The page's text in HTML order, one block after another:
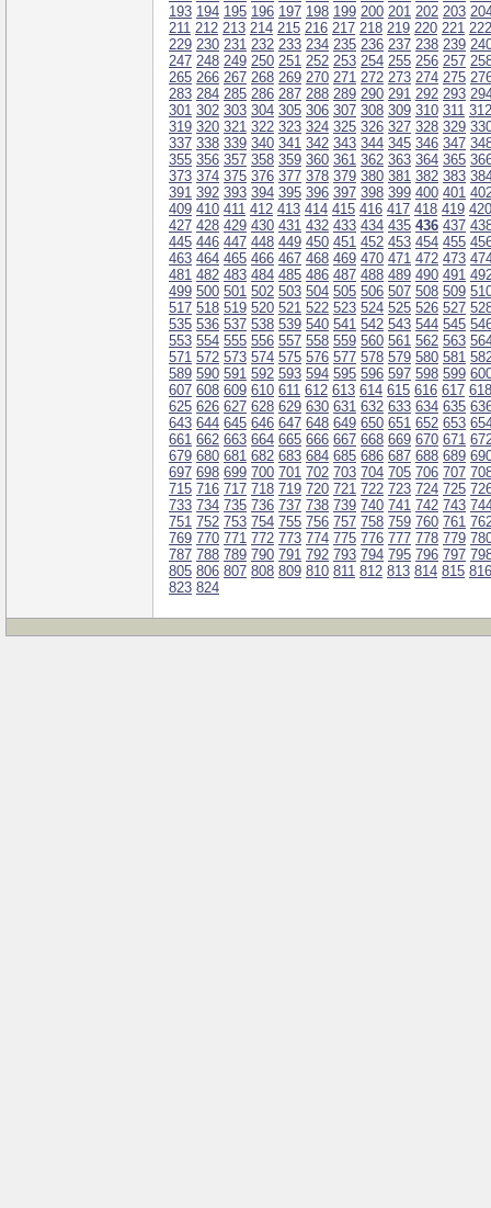
193 194 195 196 197 198 199 200 201 202 203
211 212 213 214 215 216 217 218 219 220 221 222
229 230 231 232 233 234 235 236 237 238 239
247 248 249 250 251 252 253 254 255 256 257
265 266 267 268 269 270 271 272 273 274 275
283 284 285 286 287 288 289 290 291 292 293
301 302 303 304 305 306 307 308 309 310 311 312
319 320 321 322 323 324 325 326 327 328 329
337 338 339 340 341 342 343 344 345 346 347
355 356 357 358 359 360 361 362 363 364 365
373 374 375 376 377 378 379 380 381 382 383
391 392 393 394 395 396 397 398 399 400 401
409 410 411 412 413 414 415 416 417 418 419 420
427 428 429 430 431 432 433 434 435 436 437
445 446 447 448 449 450 451 452 453 454 455
463 464 465 466 467 468 469 470 471 472 473
481 482 483 484 485 486 487 488 489 490 491
499 500 501 502 503 504 505 506 507 508 509
517 518 519 520 521 522 523 524 525 526 527
535 536 537 538 539 540 541 542 543 544 545
553 554 555 556 557 558 559 560 561 562 563
571 572 573 574 575 576 577 578 579 580 581
589 590 591 592 593 594 595 596 597 598 599
607 608 609 610 611 612 613 614 615 616 617 618
625 626 627 628 629 630 631 632 633 634 635
643 644 645 646 647 648 649 650 651 652 653
661 662 663 664 665 666 667 668 669 670 671
679 680 681 682 683 684 685 686 687 688 689
697 698 699 700 701 702 703 704 705 706 707
715 716 717 718 719 720 721 722 723 724 725
733 734 735 736 737 738 739 740 741 742 743
751 752 753 754 755 756 757 758 759 760 761
769 770 771 772 773 774 775 776 777 778 779
787 788 789 790 791 792 793 794 795 796 797
805 806 807 808 809 810 811 812 813 814 815 816
823 824